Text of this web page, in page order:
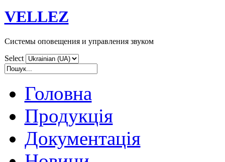
VELLEZ
Системы оповещения и управления звуком
Select
Головна
Продукція
Документація